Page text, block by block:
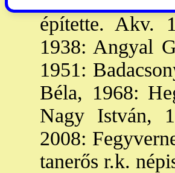
építette. Akv.
1938: Angyal
1951:
Béla, 1968:
Nagy István,
2008:
tanerős r.k.